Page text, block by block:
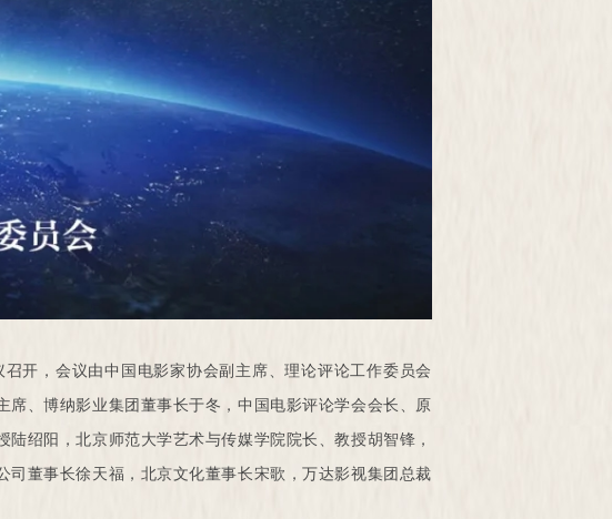
开，会议由中国电影家协会副主席、理论评论工作委员会
、博纳影业集团董事长于冬，中国电影评论学会会长、原
绍阳，北京师范大学艺术与传媒学院院长、教授胡智锋，
董事长徐天福，北京文化董事长宋歌，万达影视集团总裁